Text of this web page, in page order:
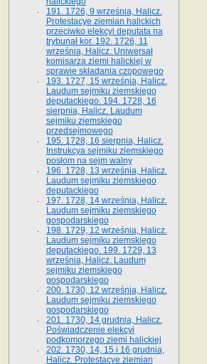
191. 1726, 9 września, Halicz.
Protestacye ziemian halickich
przeciwko elekcyi deputata na
trybunał kor. 192. 1726, 11
września, Halicz. Uniwersał
komisarza ziemi halickiej w
sprawie składania czopowego
193. 1727, 15 września, Halicz.
Laudum sejmiku ziemskiego
deputackiego. 194. 1728, 16
sierpnia, Halicz. Laudum
sejmiku ziemskiego
przedsejmowego
195. 1728, 16 sierpnia, Halicz.
Instrukcya sejmiku ziemskiego
posłom na sejm walny
196. 1728, 13 września, Halicz.
Laudum sejmiku ziemskiego
deputackiego
197. 1728, 14 września, Halicz.
Laudum sejmiku ziemskiego
gospodarskiego
198. 1729, 12 września, Halicz.
Laudum sejmiku ziemskiego
deputackiego. 199. 1729, 13
września, Halicz. Laudum
sejmiku ziemskiego
gospodarskiego
200. 1730, 12 września, Halicz.
Laudum sejmiku ziemskiego
gospodarskiego
201. 1730, 14 grudnia, Halicz.
Poświadczenie elekcyi
podkomorzego ziemi halickiej
202. 1730, 14, 15 i 16 grudnia,
Halicz. Protestacye ziemian